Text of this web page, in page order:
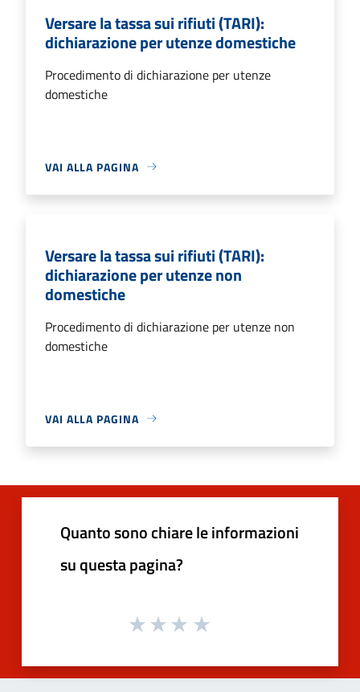
Versare la tassa sui rifiuti (TARI):
dichiarazione per utenze domestiche
Procedimento di dichiarazione per utenze
domestiche
VAI ALLA PAGINA
Versare la tassa sui rifiuti (TARI):
dichiarazione per utenze non
domestiche
Procedimento di dichiarazione per utenze non
domestiche
VAI ALLA PAGINA
Quanto sono chiare le informazioni
su questa pagina?